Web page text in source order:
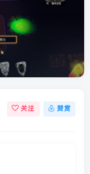
关注 赞赏